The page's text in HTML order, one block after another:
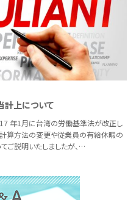
計上について
年1月に台湾の労働基準法が改正し
算方法の変更や従業員の有給休暇の
ご説明いたしましたが、…